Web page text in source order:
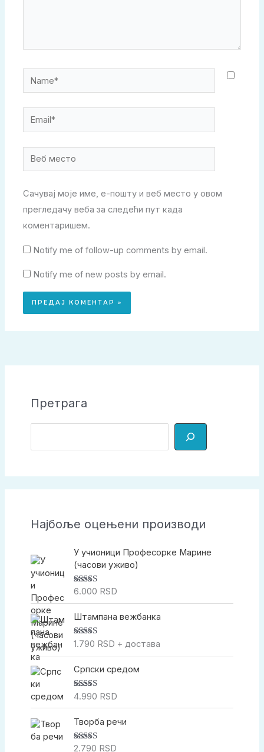
Name*
Email*
Веб
место
Сачувај моје име, е-пошту и веб место у овом
прегледачу веба за следећи пут када
коментаришем.
Notify me of follow-up comments by email.
Notify me of new posts by email.
Претрага
р
Најбоље оцењени производи
У учионици Професорке Марине
(часови уживо)
Оцењено са
6.000 RSD
Штампана вежбанка
Оцењено са
1.790 RSD + достава
Српски средом
Оцењено са
4.990 RSD
Творба речи
Оцењено са
2.790 RSD